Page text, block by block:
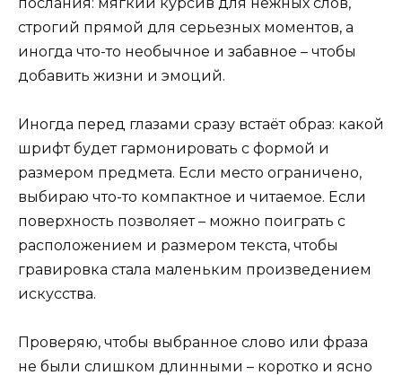
строгий прямой для серьезных моментов, а
иногда что-то необычное и забавное – чтобы
добавить жизни и эмоций.
Иногда перед глазами сразу встаёт образ: какой
шрифт будет гармонировать с формой и
размером предмета. Если место ограничено,
выбираю что-то компактное и читаемое. Если
поверхность позволяет – можно поиграть с
расположением и размером текста, чтобы
гравировка стала маленьким произведением
искусства.
Проверяю, чтобы выбранное слово или фраза
не были слишком длинными – коротко и ясно